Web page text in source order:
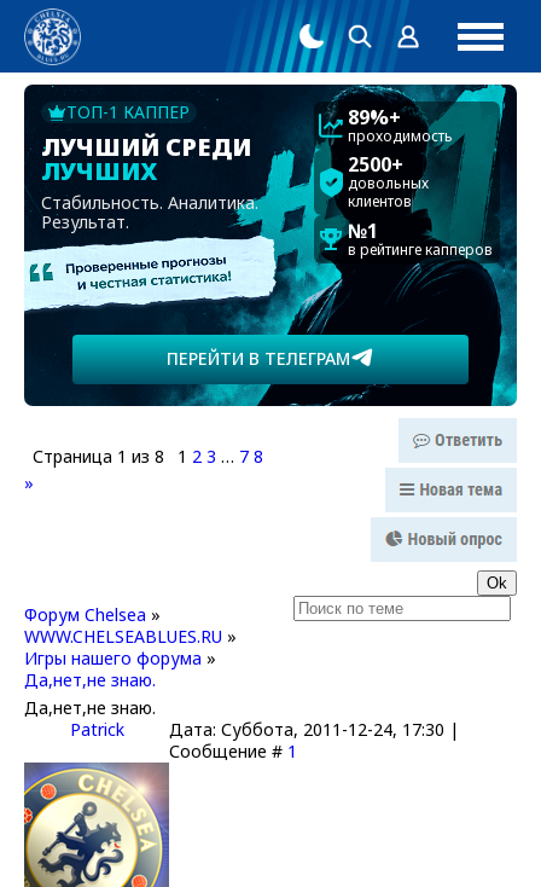
ТОП-1 КАППЕР
ЛУЧШИЙ СРЕДИ
ЛУЧШИХ
Стабильность. Аналитика.
Результат.
89%+
проходимость
2500+
довольных
клиентов
№1
в рейтинге капперов
ПЕРЕЙТИ В ТЕЛЕГРАМ
Страница 1 из 8 1 2 3 … 7 8
»
Форум Chelsea »
WWW.CHELSEABLUES.RU »
Игры нашего форума »
Да,нет,не знаю.
Да,нет,не знаю.
Patrick
Дата: Суббота, 2011-12-24, 17:30 |
Сообщение # 1